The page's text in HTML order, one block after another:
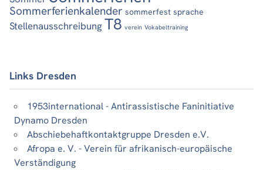
Sommerferienkalender sommerfest sprache
Stellenausschreibung T8 verein Vokabeltraining
Links Dresden
1953international - Antirassistische Faninitiative
Dynamo Dresden
Abschiebehaftkontaktgruppe Dresden e.V.
Afropa e. V. - Verein für afrikanisch-europäische
Verständigung